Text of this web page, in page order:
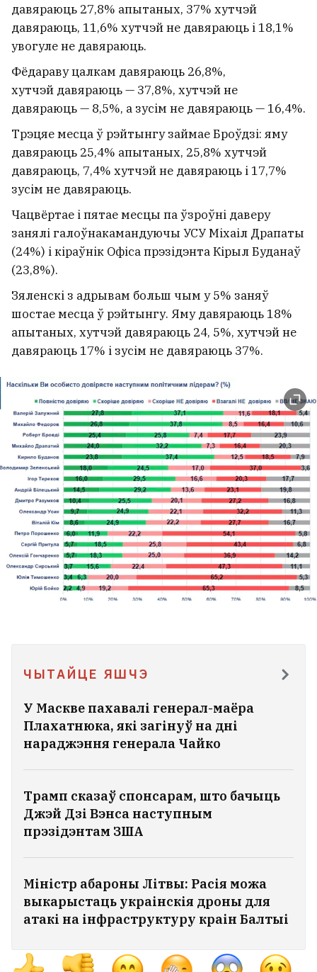
давяраюць 27,8% апытаных, 37% хутчэй
давяраюць, 11,6% хутчэй не давяраюць і 18,1%
увогуле не давяраюць.
Фёдараву цалкам давяраюць 26,8%,
хутчэй давяраюць — 37,8%, хутчэй не
давяраюць — 8,5%, а зусім не давяраюць — 16,4%.
Трэцяе месца ў рэйтынгу займае Броўдзі: яму
давяраюць 25,4% апытаных, 25,8% хутчэй
давяраюць, 7,4% хутчэй не давяраюць і 17,7%
зусім не давяраюць.
Чацвёртае і пятае месцы па ўзроўні даверу
занялі галоўнакамандуючы УСУ Міхаіл Драпаты
(24%) і кіраўнік Офіса прэзідэнта Кірыл Буданаў
(23,8%).
Зяленскі з адрывам больш чым у 5% заняў
шостае месца ў рэйтынгу. Яму давяраюць 18%
апытаных, хутчэй давяраюць 24, 5%, хутчэй не
давяраюць 17% і зусім не давяраюць 37%.
ЧЫТАЙЦЕ ЯШЧЭ
У Маскве пахавалі генерал-маёра
Плахатнюка, які загінуў на дні
нараджэння генерала Чайко
Трамп сказаў спонсарам, што бачыць
Джэй Дзі Вэнса наступным
прэзідэнтам ЗША
Міністр абароны Літвы: Расія можа
выкарыстаць украінскія дроны для
атакі на інфраструктуру краін Балтыі